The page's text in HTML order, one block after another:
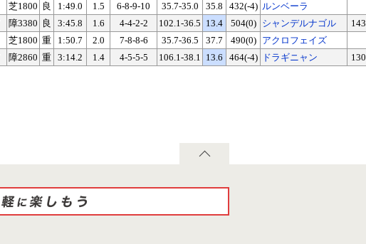
芝1800 良 1:49.0 1.5 6-8-9-10 35.7-35.0 35.8 432(-4) ルンベーラ
障3380 良 3:45.8 1.6 4-4-2-2 102.1-36.5 13.4 504(0) シャンデルナゴル
芝1800 重 1:50.7 2.0 7-8-8-6 35.7-36.5 37.7 490(0)
アクロフェイズ
障2860 重 3:14.2 1.4 4-5-5-5 106.1-38.1 13.6 464(-4) ドラギニャン